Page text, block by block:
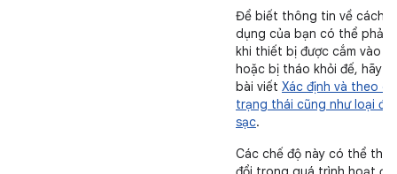
Để biết thông tin về cách
dụng của bạn có thể phản
khi thiết bị được cắm vào
hoặc bị tháo khỏi đế, hãy
bài viết Xác định và theo
trạng thái cũng như loại đế
sạc.
Các chế độ này có thể thay